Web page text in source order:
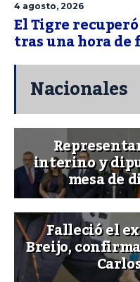
4 agosto, 2026
El Tigre
tras una hora
Nacionales
interino y
mesa de
Falleció el
Breijo,